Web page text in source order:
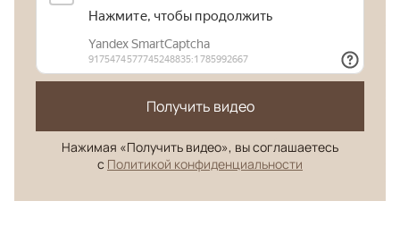
Получить видео
Нажимая «Получить видео», вы соглашаетесь
с Политикой конфиденциальности